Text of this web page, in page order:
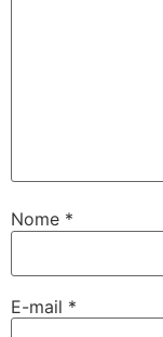
Nome *
E-mail *